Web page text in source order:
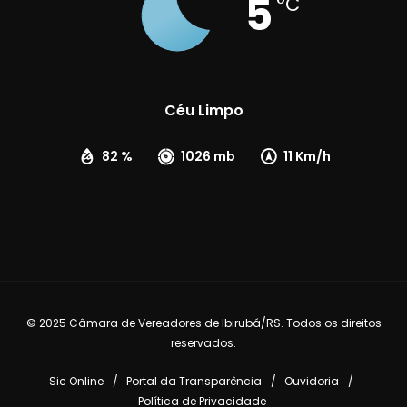
5
Céu Limpo
82 % 1026 mb 11 Km/h
© 2025 Câmara de Vereadores de Ibirubá/RS. Todos os direitos
reservados.
Sic Online Portal da Transparência
Ouvidoria
Política de Privacidade